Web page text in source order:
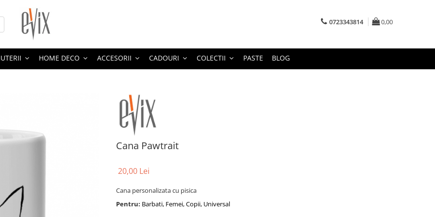
0723343814 0,00
HOME DECO ACCESORII CADOURI COLECTII PASTE BLOG
Cana Pawtrait
20,00 Lei
Cana personalizata cu pisica
Pentru: Barbati, Femei, Copii, Universal